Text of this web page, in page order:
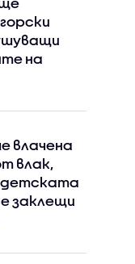
на
влачена
влак,
детската
заклещи